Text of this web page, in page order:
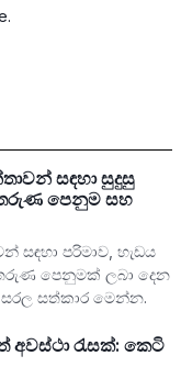
සඳහා සුදුසු
පෙනුම සහ
සඳහා පරිමාව, හැඩය
පෙනුමක් ලබා දෙන
සත්කාර මෙන්න.
රැසක්: කෙටි